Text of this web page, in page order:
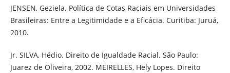
JENSEN, Geziela. Política de Cotas Raciais em Universidades
Brasileiras: Entre a Legitimidade e a Eficácia. Curitiba: Juruá,
2010.
Jr. SILVA, Hédio. Direito de Igualdade Racial. São Paulo:
Juarez de Oliveira, 2002. MEIRELLES, Hely Lopes. Direito